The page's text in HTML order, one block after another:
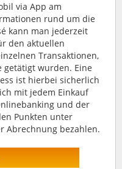
via App am
rund um die
kann man jederzeit
den aktuellen
Transaktionen,
wurden. Eine
ist hierbei sicherlich
mit jedem Einkauf
und der
Punkten unter
Abrechnung bezahlen.